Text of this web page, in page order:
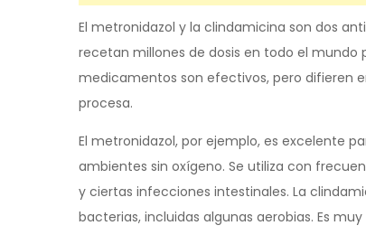
El metronidazol y la clindamicina son dos
recetan millones de dosis en todo el
medicamentos son efectivos, pero difieren
procesa.
El metronidazol, por ejemplo, es excelente
ambientes sin oxígeno. Se utiliza con
y ciertas infecciones intestinales. La
bacterias, incluidas algunas aerobias. Es